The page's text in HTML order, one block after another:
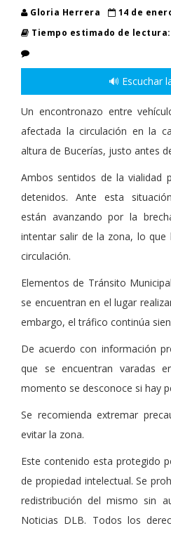
Gloria Herrera
14 de
Tiempo estimado de
🔊 Escuchar
Un encontronazo entre
afectada la circulación en la
altura de Bucerías, justo antes
Ambos sentidos de la vialidad
detenidos. Ante esta
están avanzando por la
intentar salir de la zona, lo que
circulación.
Elementos de Tránsito
se encuentran en el lugar
embargo, el tráfico continúa
De acuerdo con información
que se encuentran varadas
momento se desconoce si hay
Se recomienda extremar
evitar la zona.
Este contenido esta protegido
de propiedad intelectual. Se
redistribución del mismo sin
Noticias DLB. Todos los